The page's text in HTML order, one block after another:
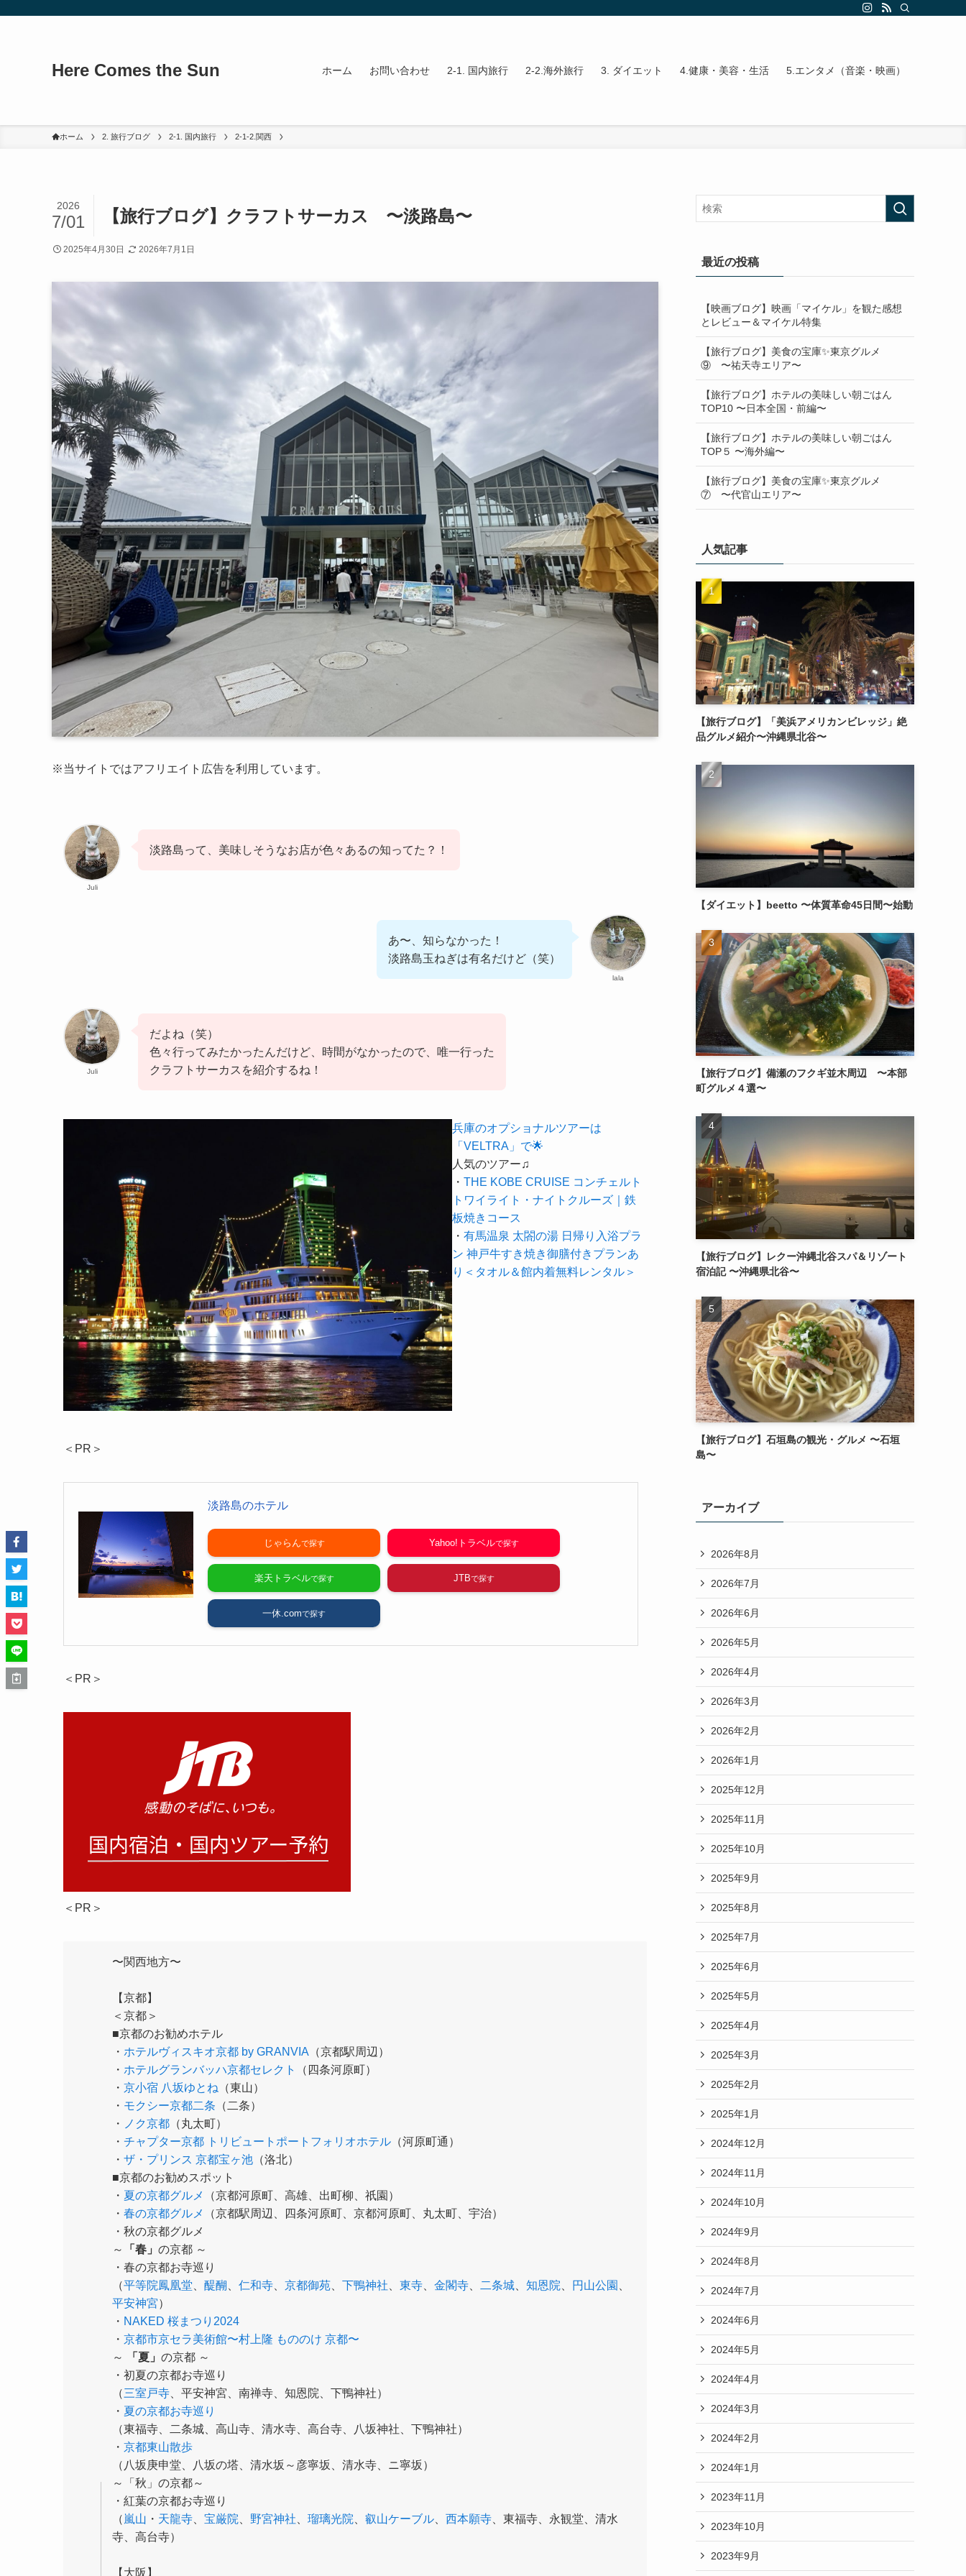
Here Comes the Sun ホーム お問い合わせ 2-1. 国内旅行 2-2.海外旅行 3. ダイエット 4.健康・美容・生活 5.エンタメ（音楽・映画）
ホーム 2. 旅行ブログ 2-1. 国内旅行 2-1-2.関西
【旅行ブログ】クラフトサーカス 〜淡路島〜
2026
7/01
2025年4月30日 2026年7月1日
※当サイトではアフリエイト広告を利用しています。
Juli
淡路島って、美味しそうなお店が色々あるの知ってた？！
lala
あ〜、知らなかった！
淡路島玉ねぎは有名だけど（笑）
Juli
だよね（笑）
色々行ってみたかったんだけど、時間がなかったので、唯一行った
クラフトサーカスを紹介するね！
兵庫のオプショナルツアーは
「VELTRA」で🌟
人気のツアー♫
・THE KOBE CRUISE コンチェルト
トワイライト・ナイトクルーズ｜鉄
板焼きコース
・有馬温泉 太閤の湯 日帰り入浴プラ
ン 神戸牛すき焼き御膳付きプランあ
り＜タオル＆館内着無料レンタル＞
＜PR＞
淡路島のホテル
じゃらん Yahoo!トラベル
楽天トラベル JTB
一休.com
＜PR＞
＜PR＞
〜関西地方〜
【京都】
＜京都＞
■京都のお勧めホテル
・ ホテルヴィスキオ京都 by GRANVIA （京都駅周辺）
・ ホテルグランバッハ京都セレクト
（四条河原町）
・ 京小宿 八坂ゆとね （東山）
・ モクシー京都二条 （二条）
・ ノク京都 （丸太町）
・ チャプター京都 トリビュートポートフォリオホテル （河原町通）
・ ザ・プリンス 京都宝ヶ池 （洛北）
■京都のお勧めスポット
・ 夏の京都グルメ
（京都河原町、高雄、出町柳、祇園）
・ 春の京都グルメ
（京都駅周辺、四条河原町、京都河原町、丸太町、宇治）
・秋の京都グルメ
～
「春」 の京都 ～
・春の京都お寺巡り
（平等院鳳凰堂 醍醐 仁和寺 京都御苑 下鴨神社 東寺 金閣寺 二条城 知恩院 円山公園
平安神宮）
・ NAKED 桜まつり2024
・ 京都市京セラ美術館〜村上隆 もののけ 京都〜
～
「夏」 の京都 ～
・初夏の京都お寺巡り
（三室戸寺 、平安神宮、南禅寺、知恩院、下鴨神社）
・ 夏の京都お寺巡り
（東福寺、二条城、高山寺、清水寺、高台寺、八坂神社、下鴨神社）
・ 京都東山散歩
（八坂庚申堂、八坂の塔、清水坂～彦寧坂、清水寺、ニ寧坂）
～「秋」の京都～
・紅葉の京都お寺巡り
（ 嵐山 ・ 天龍寺 宝厳院 野宮神社 瑠璃光院 叡山ケーブル 西本願寺 、東福寺、永観堂、清水
寺、高台寺）
【大阪】
最近の投稿
【映画ブログ】映画「マイケル」を観た感想
とレビュー＆マイケル特集
【旅行ブログ】美食の宝庫✨東京グルメ
⑨ 〜祐天寺エリア〜
【旅行ブログ】ホテルの美味しい朝ごはん
TOP10 〜日本全国・前編〜
【旅行ブログ】ホテルの美味しい朝ごはん
TOP５ 〜海外編〜
【旅行ブログ】美食の宝庫✨東京グルメ
⑦ 〜代官山エリア〜
人気記事
【旅行ブログ】「美浜アメリカンビレッジ」絶
品グルメ紹介〜沖縄県北谷〜
【ダイエット】beetto 〜体質革命45日間〜始動
【旅行ブログ】備瀬のフクギ並木周辺 〜本部
町グルメ４選〜
【旅行ブログ】レクー沖縄北谷スパ＆リゾート
宿泊記 〜沖縄県北谷〜
【旅行ブログ】石垣島の観光・グルメ 〜石垣
島〜
アーカイブ
2026年8月
2026年7月
2026年6月
2026年5月
2026年4月
2026年3月
2026年2月
2026年1月
2025年12月
2025年11月
2025年10月
2025年9月
2025年8月
2025年7月
2025年6月
2025年5月
2025年4月
2025年3月
2025年2月
2025年1月
2024年12月
2024年11月
2024年10月
2024年9月
2024年8月
2024年7月
2024年6月
2024年5月
2024年4月
2024年3月
2024年2月
2024年1月
2023年11月
2023年10月
2023年9月